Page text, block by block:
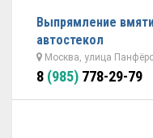
Выпрямление
автостекол
Москва, улица
8 (985) 778-29-79